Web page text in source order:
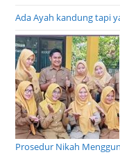
Ada Ayah kandung tapi
Prosedur Nikah